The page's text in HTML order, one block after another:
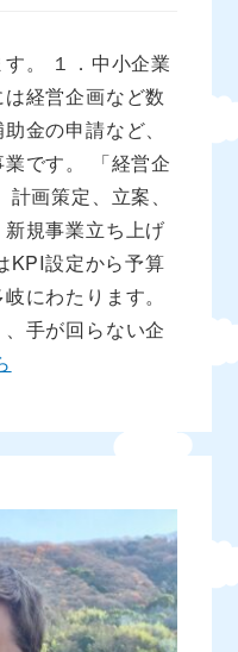
。 １．中小企業
経営企画など数
金の申請など、
です。 「経営企
画策定、立案、
規事業立ち上げ
KPI設定から予算
にわたります。
手が回らない企